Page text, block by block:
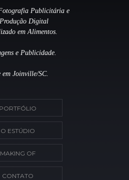
Publicitária e
Digital
em Alimentos.
e Publicidade.
em Joinville/SC.
PORTFÓLIO
O ESTÚDIO
MAKING OF
CONTATO